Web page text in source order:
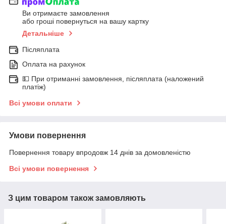
Ви отримаєте замовлення
або гроші повернуться на вашу картку
Детальніше
Післяплата
Оплата на рахунок
💵 При отриманні замовлення, післяплата (наложений
платіж)
Всі умови оплати
Умови повернення
Повернення товару впродовж 14 днів за домовленістю
Всі умови повернення
З цим товаром також замовляють